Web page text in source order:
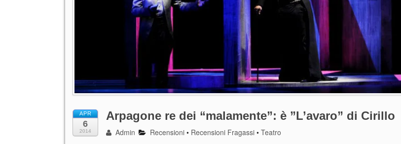
APR
6
2014
Arpagone re dei “malamente”: è ”L’avaro” di Cirillo
Admin Recensioni • Recensioni Fragassi •Teatro